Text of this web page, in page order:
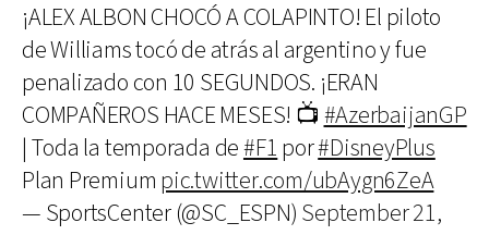
¡ALEX ALBON CHOCÓ A COLAPINTO! El piloto
de Williams tocó de atrás al argentino y fue
penalizado con 10 SEGUNDOS. ¡ERAN
COMPAÑEROS HACE MESES! 📺 #AzerbaijanGP
| Toda la temporada de#F1 por#DisneyPlus
Plan Premium pic.twitter.com/ubAygn6ZeA
— SportsCenter (@SC_ESPN) September 21,